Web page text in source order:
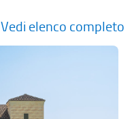
Vedi elenco completo